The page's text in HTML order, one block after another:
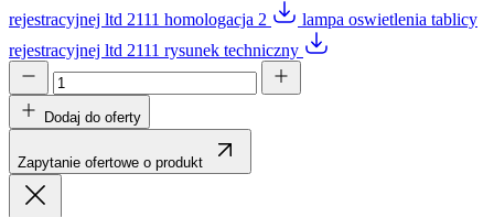
rejestracyjnej ltd 2111 homologacja 2
lampa oswietlenia tablicy
rejestracyjnej ltd 2111 rysunek techniczny
Dodaj do oferty
Zapytanie ofertowe o produkt